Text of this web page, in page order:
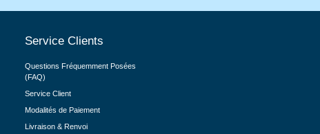
Service Clients
Questions Fréquemment Posées
(FAQ)
Service Client
Modalités de Paiement
Livraison & Renvoi